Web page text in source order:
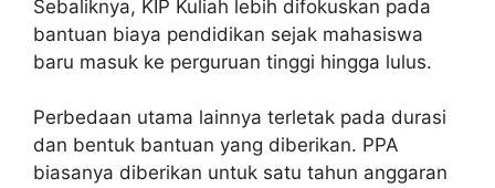
Sebaliknya, KIP Kuliah lebih difokuskan pada
bantuan biaya pendidikan sejak mahasiswa
baru masuk ke perguruan tinggi hingga lulus.
Perbedaan utama lainnya terletak pada durasi
dan bentuk bantuan yang diberikan. PPA
biasanya diberikan untuk satu tahun anggaran